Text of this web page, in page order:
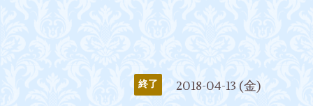
終了 2018-04-13 (金)